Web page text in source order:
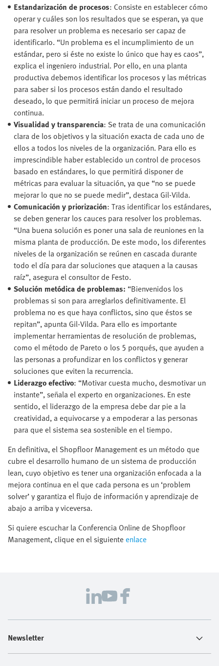
Estandarización de procesos: Consiste en establecer cómo
operar y cuáles son los resultados que se esperan, ya que
para resolver un problema es necesario ser capaz de
identificarlo. “Un problema es el incumplimiento de un
estándar, pero si éste no existe lo único que hay es caos”,
explica el ingeniero industrial. Por ello, en una planta
productiva debemos identificar los procesos y las métricas
para saber si los procesos están dando el resultado
deseado, lo que permitirá iniciar un proceso de mejora
continua.
Visualidad y transparencia: Se trata de una comunicación
clara de los objetivos y la situación exacta de cada uno de
ellos a todos los niveles de la organización. Para ello es
imprescindible haber establecido un control de procesos
basado en estándares, lo que permitirá disponer de
métricas para evaluar la situación, ya que “no se puede
mejorar lo que no se puede medir”, destaca Gil-Vilda.
Comunicación y priorización: Tras identificar los estándares,
se deben generar los cauces para resolver los problemas.
“Una buena solución es poner una sala de reuniones en la
misma planta de producción. De este modo, los diferentes
niveles de la organización se reúnen en cascada durante
todo el día para dar soluciones que ataquen a la causas
raíz”, asegura el consultor de Festo.
Solución metódica de problemas: “Bienvenidos los
problemas si son para arreglarlos definitivamente. El
problema no es que haya conflictos, sino que éstos se
repitan”, apunta Gil-Vilda. Para ello es importante
implementar herramientas de resolución de problemas,
como el método de Pareto o los 5 porqués, que ayuden a
las personas a profundizar en los conflictos y generar
soluciones que eviten la recurrencia.
Liderazgo efectivo: “Motivar cuesta mucho, desmotivar un
instante”, señala el experto en organizaciones. En este
sentido, el liderazgo de la empresa debe dar pie a la
creatividad, a equivocarse y a empoderar a las personas
para que el sistema sea sostenible en el tiempo.
En definitiva, el Shopfloor Management es un método que
cubre el desarrollo humano de un sistema de producción
lean, cuyo objetivo es tener una organización enfocada a la
mejora continua en el que cada persona es un ‘problem
solver’ y garantiza el flujo de información y aprendizaje de
abajo a arriba y viceversa.
Si quiere escuchar la Conferencia Online de Shopfloor
Management, clique en el siguienteenlace
Newsletter